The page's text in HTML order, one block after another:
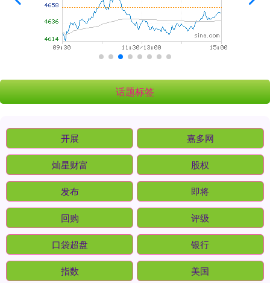
话题标签
开展 嘉多网
灿星财富 股权
发布 即将
回购 评级
口袋超盘 银行
指数 美国